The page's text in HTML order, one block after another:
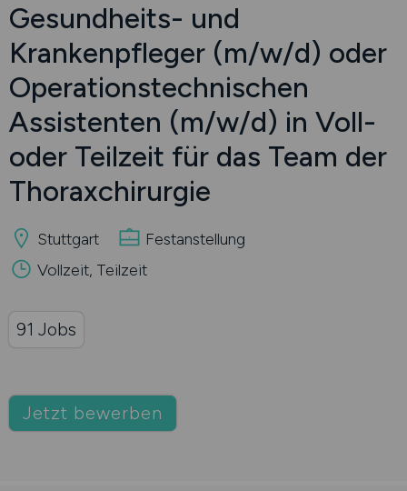
Gesundheits- und
Krankenpfleger (m/w/d) oder
Operationstechnischen
Assistenten (m/w/d) in Voll-
oder Teilzeit für das Team der
Thoraxchirurgie
Stuttgart
Festanstellung
Vollzeit, Teilzeit
Jetzt bewerben
91 Jobs